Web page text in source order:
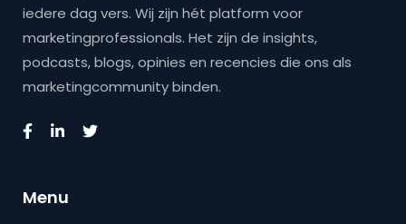
iedere dag vers. Wij zijn hét platform voor
marketingprofessionals. Het zijn de insights,
podcasts, blogs, opinies en recencies die ons als
marketingcommunity binden.
Menu